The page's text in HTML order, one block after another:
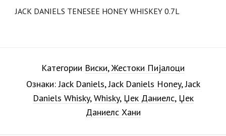
JACK DANIELS TENESEE HONEY WHISKEY 0.7L
Категории Виски,Жестоки Пијалоци
Ознаки:Jack Daniels,Jack Daniels Honey,Jack
Daniels Whisky,Whisky, Џек Даниелс, Џек
Даниелс Хани